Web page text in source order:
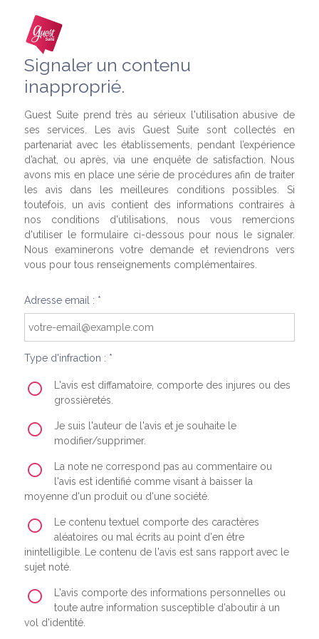
Signaler un contenu
inapproprié.
Guest Suite prend très au sérieux l'utilisation abusive de
ses services. Les avis Guest Suite sont collectés en
partenariat avec les établissements, pendant l’expérience
d’achat, ou après, via une enquête de satisfaction. Nous
avons mis en place une série de procédures afin de traiter
les avis dans les meilleures conditions possibles. Si
toutefois, un avis contient des informations contraires à
nos conditions d'utilisations, nous vous remercions
d'utiliser le formulaire ci-dessous pour nous le signaler.
Nous examinerons votre demande et reviendrons vers
vous pour tous renseignements complémentaires.
Adresse email : *
Type d'infraction : *
L'avis est diffamatoire, comporte des injures ou des
grossièretés.
Je suis l'auteur de l'avis et je souhaite le
modifier/supprimer.
La note ne correspond pas au commentaire ou
l'avis est identifié comme visant à baisser la
moyenne d'un produit ou d'une société.
Le contenu textuel comporte des caractères
aléatoires ou mal écrits au point d'en être
inintelligible. Le contenu de l'avis est sans rapport avec le
sujet noté.
L'avis comporte des informations personnelles ou
toute autre information susceptible d'aboutir à un
vol d'identité.